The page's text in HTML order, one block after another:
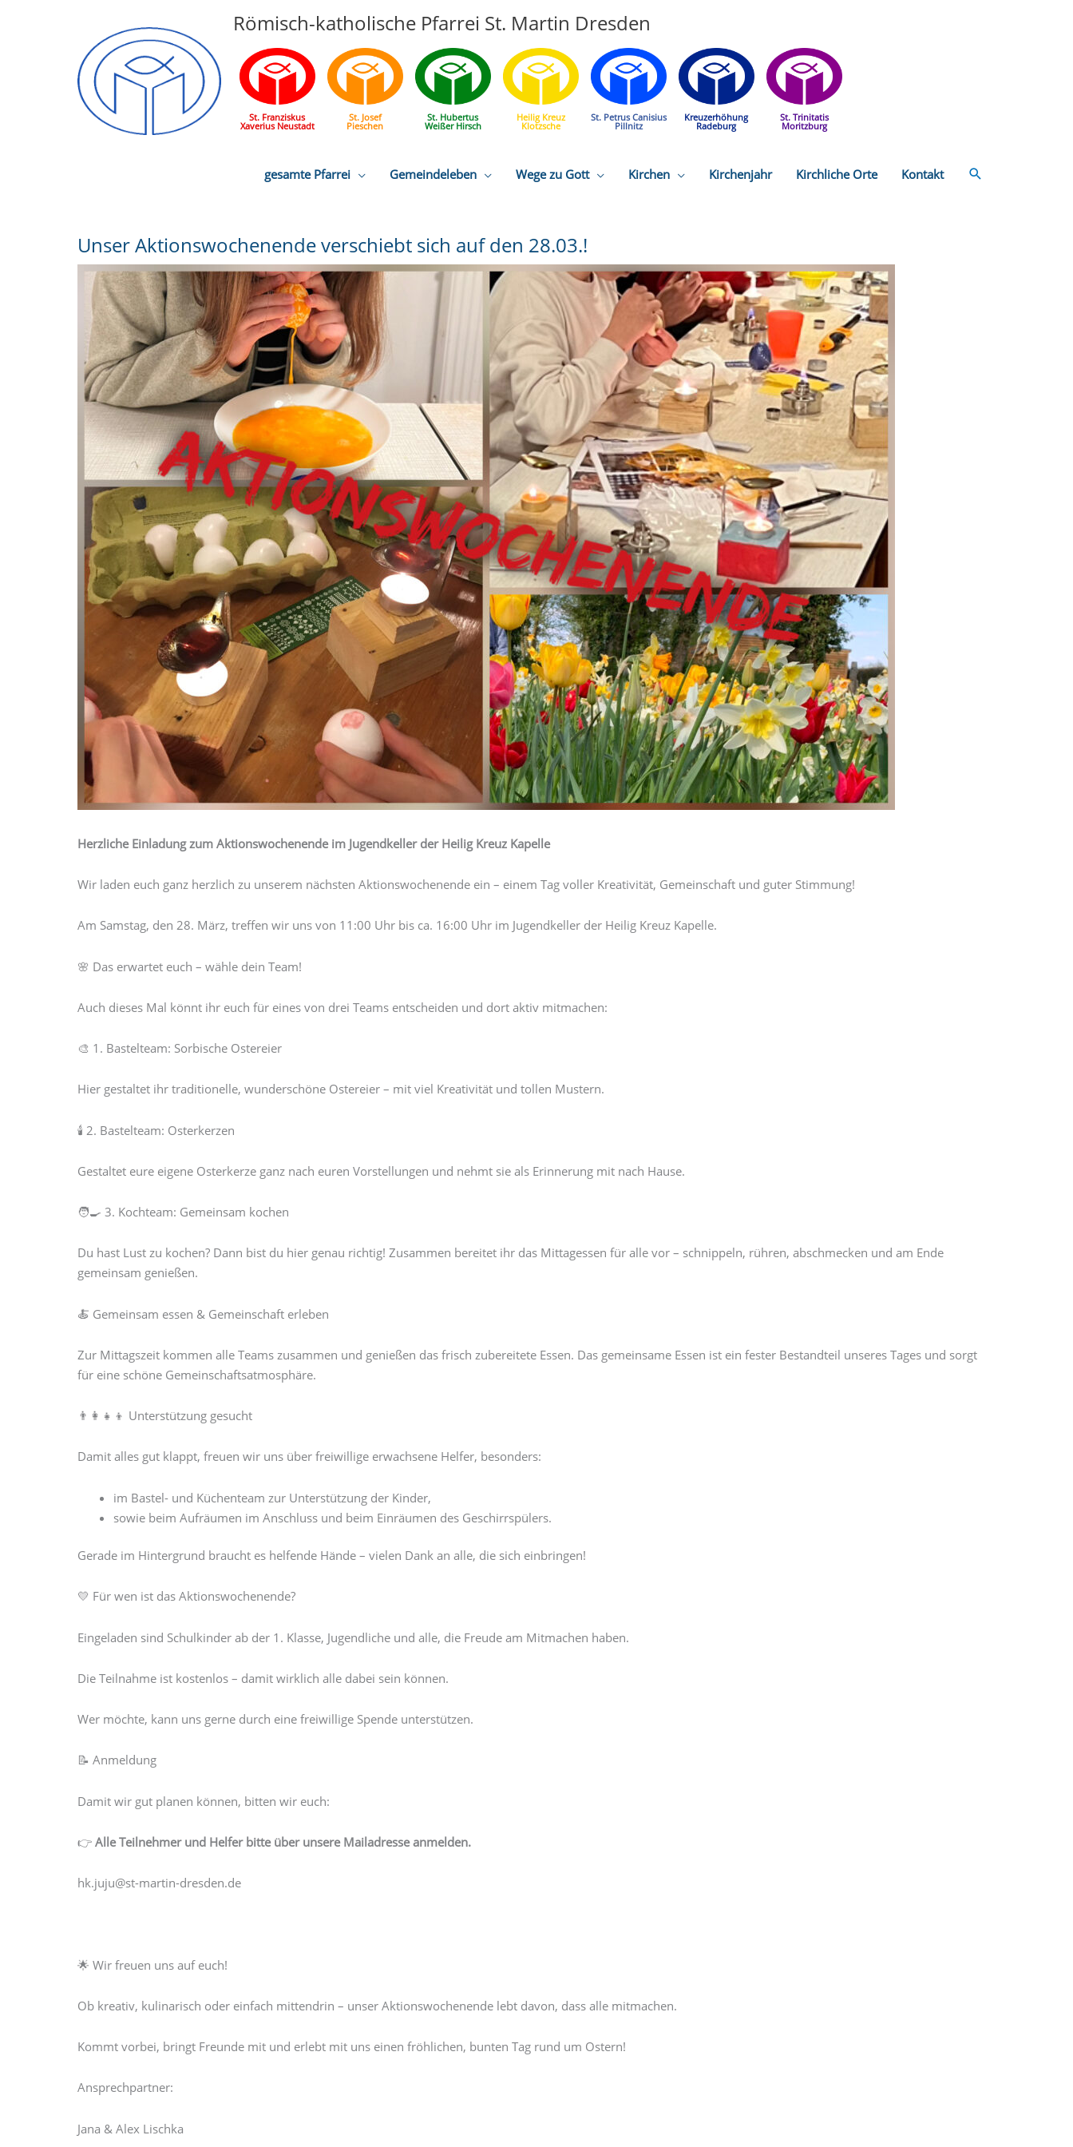
Römisch-katholische Pfarrei St. Martin Dresden
St. Franziskus
Xaverius Neustadt
St. Josef
Pieschen
St. Hubertus
Weißer Hirsch
Heilig Kreuz
Klotzsche
St. Petrus Canisius
Pillnitz
Kreuzerhöhung
Radeburg
St. Trinitatis
Moritzburg
gesamte Pfarrei Gemeindeleben Wege zu Gott Kirchen Kirchenjahr Kirchliche Orte Kontakt Suchen
Unser Aktionswochenende verschiebt sich auf den 28.03.!
Herzliche Einladung zum Aktionswochenende im Jugendkeller der Heilig Kreuz Kapelle
Wir laden euch ganz herzlich zu unserem nächsten Aktionswochenende ein – einem Tag voller Kreativität, Gemeinschaft und guter Stimmung!
Am Samstag, den 28. März, treffen wir uns von 11:00 Uhr bis ca. 16:00 Uhr im Jugendkeller der Heilig Kreuz Kapelle.
🌸 Das erwartet euch – wähle dein Team!
Auch dieses Mal könnt ihr euch für eines von drei Teams entscheiden und dort aktiv mitmachen:
🎨 1. Bastelteam: Sorbische Ostereier
Hier gestaltet ihr traditionelle, wunderschöne Ostereier – mit viel Kreativität und tollen Mustern.
🕯️ 2. Bastelteam: Osterkerzen
Gestaltet eure eigene Osterkerze ganz nach euren Vorstellungen und nehmt sie als Erinnerung mit nach Hause.
🧑‍🍳 3. Kochteam: Gemeinsam kochen
Du hast Lust zu kochen? Dann bist du hier genau richtig! Zusammen bereitet ihr das Mittagessen für alle vor – schnippeln, rühren, abschmecken und am Ende
gemeinsam genießen.
🍝 Gemeinsam essen & Gemeinschaft erleben
Zur Mittagszeit kommen alle Teams zusammen und genießen das frisch zubereitete Essen. Das gemeinsame Essen ist ein fester Bestandteil unseres Tages und sorgt
für eine schöne Gemeinschaftsatmosphäre.
👨‍👩‍👧‍👦 Unterstützung gesucht
Damit alles gut klappt, freuen wir uns über freiwillige erwachsene Helfer, besonders:
im Bastel- und Küchenteam zur Unterstützung der Kinder,
sowie beim Aufräumen im Anschluss und beim Einräumen des Geschirrspülers.
Gerade im Hintergrund braucht es helfende Hände – vielen Dank an alle, die sich einbringen!
💛 Für wen ist das Aktionswochenende?
Eingeladen sind Schulkinder ab der 1. Klasse, Jugendliche und alle, die Freude am Mitmachen haben.
Die Teilnahme ist kostenlos – damit wirklich alle dabei sein können.
Wer möchte, kann uns gerne durch eine freiwillige Spende unterstützen.
📝 Anmeldung
Damit wir gut planen können, bitten wir euch:
👉 Alle Teilnehmer und Helfer bitte über unsere Mailadresse anmelden.
hk.juju@st-martin-dresden.de
🌟 Wir freuen uns auf euch!
Ob kreativ, kulinarisch oder einfach mittendrin – unser Aktionswochenende lebt davon, dass alle mitmachen.
Kommt vorbei, bringt Freunde mit und erlebt mit uns einen fröhlichen, bunten Tag rund um Ostern!
Ansprechpartner:
Jana & Alex Lischka